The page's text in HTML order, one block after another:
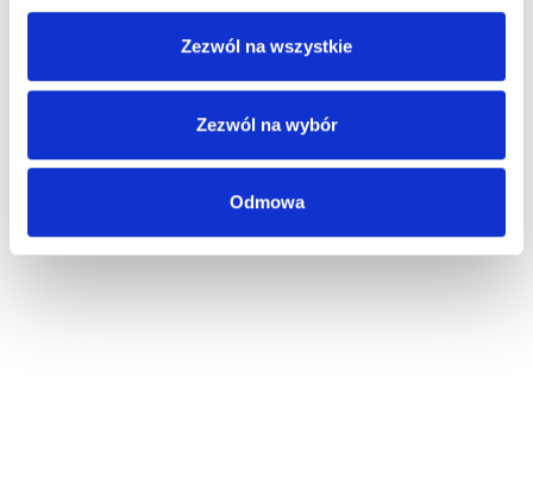
Zezwól na wszystkie
Zezwól na wybór
Odmowa